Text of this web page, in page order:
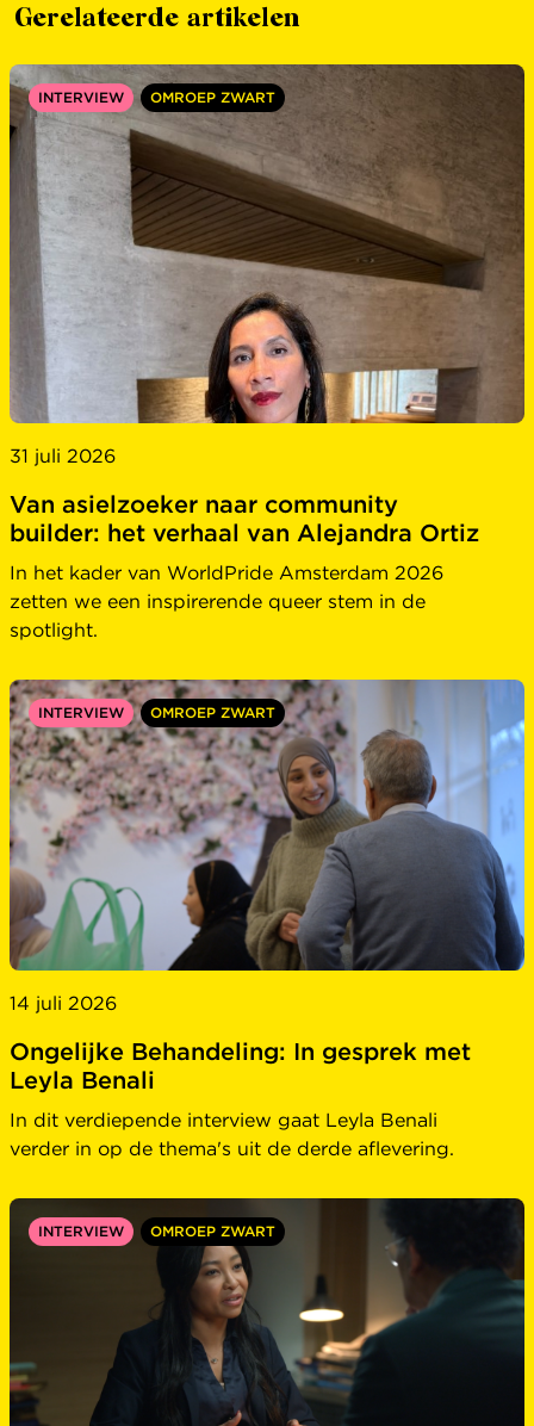
Gerelateerde artikelen
INTERVIEW OMROEP ZWART
31 juli 2026
Van asielzoeker naar community
builder: het verhaal van Alejandra Ortiz
In het kader van WorldPride Amsterdam 2026
zetten we een inspirerende queer stem in de
spotlight.
INTERVIEW OMROEP ZWART
14 juli 2026
Ongelijke Behandeling: In gesprek met
Leyla Benali
In dit verdiepende interview gaat Leyla Benali
verder in op de thema's uit de derde aflevering.
INTERVIEW OMROEP ZWART